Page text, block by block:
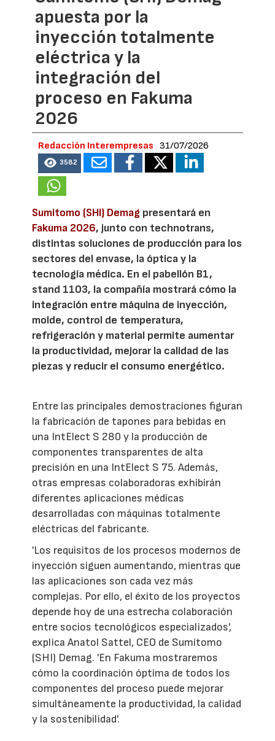
apuesta por la
inyección totalmente
eléctrica y la
integración del
proceso en Fakuma
2026
Redacción Interempresas 31/07/2026
3582
Sumitomo (SHI) Demag presentará en
Fakuma 2026, junto con technotrans,
distintas soluciones de producción para los
sectores del envase, la óptica y la
tecnología médica. En el pabellón B1,
stand 1103, la compañía mostrará cómo la
integración entre máquina de inyección,
molde, control de temperatura,
refrigeración y material permite aumentar
la productividad, mejorar la calidad de las
piezas y reducir el consumo energético.
Entre las principales demostraciones figuran
la fabricación de tapones para bebidas en
una IntElect S 280 y la producción de
componentes transparentes de alta
precisión en una IntElect S 75. Además,
otras empresas colaboradoras exhibirán
diferentes aplicaciones médicas
desarrolladas con máquinas totalmente
eléctricas del fabricante.
'Los requisitos de los procesos modernos de
inyección siguen aumentando, mientras que
las aplicaciones son cada vez más
complejas. Por ello, el éxito de los proyectos
depende hoy de una estrecha colaboración
entre socios tecnológicos especializados',
explica Anatol Sattel, CEO de Sumitomo
(SHI) Demag. 'En Fakuma mostraremos
cómo la coordinación óptima de todos los
componentes del proceso puede mejorar
simultáneamente la productividad, la calidad
y la sostenibilidad'.